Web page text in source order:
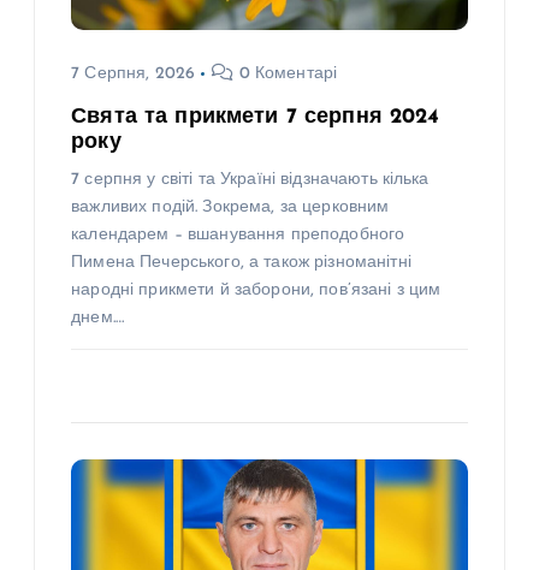
7 Серпня, 2026 0 Коментарі
Свята та прикмети 7 серпня 2024
року
7 серпня у світі та Україні відзначають кілька
важливих подій. Зокрема, за церковним
календарем – вшанування преподобного
Пимена Печерського, а також різноманітні
народні прикмети й заборони, пов’язані з цим
днем.…